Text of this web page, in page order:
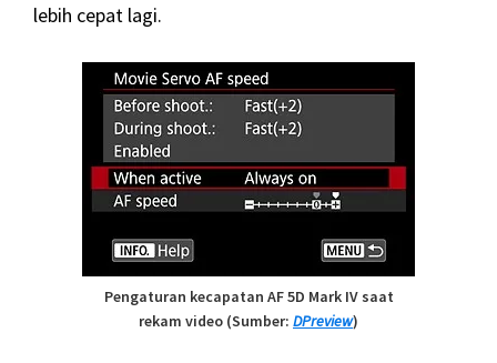
lebih cepat lagi.
Pengaturan kecapatan AF 5D Mark IV saat
rekam video (Sumber: DPreview)